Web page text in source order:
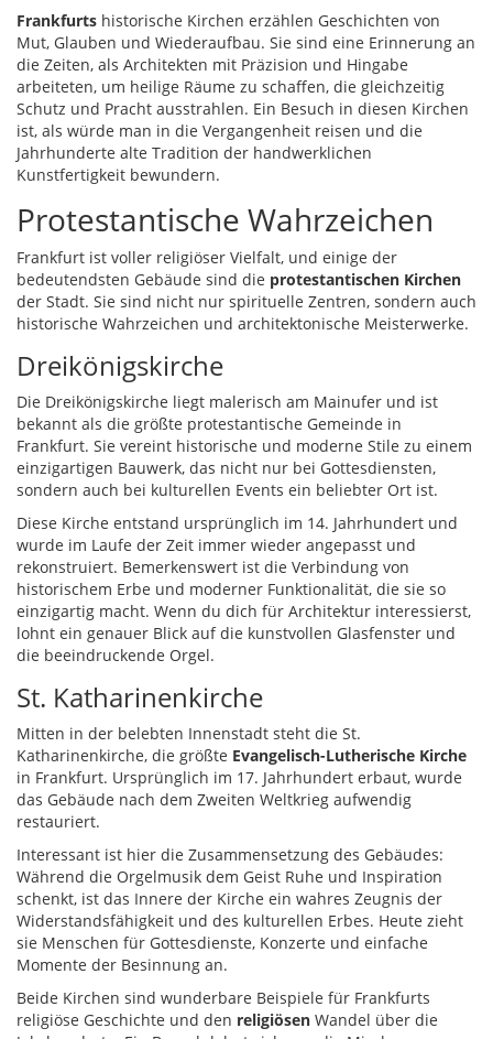
Frankfurts historische Kirchen erzählen Geschichten von
Mut, Glauben und Wiederaufbau. Sie sind eine Erinnerung an
die Zeiten, als Architekten mit Präzision und Hingabe
arbeiteten, um heilige Räume zu schaffen, die gleichzeitig
Schutz und Pracht ausstrahlen. Ein Besuch in diesen Kirchen
ist, als würde man in die Vergangenheit reisen und die
Jahrhunderte alte Tradition der handwerklichen
Kunstfertigkeit bewundern.
Protestantische Wahrzeichen
Frankfurt ist voller religiöser Vielfalt, und einige der
bedeutendsten Gebäude sind die protestantischen Kirchen
der Stadt. Sie sind nicht nur spirituelle Zentren, sondern auch
historische Wahrzeichen und architektonische Meisterwerke.
Dreikönigskirche
Die Dreikönigskirche liegt malerisch am Mainufer und ist
bekannt als die größte protestantische Gemeinde in
Frankfurt. Sie vereint historische und moderne Stile zu einem
einzigartigen Bauwerk, das nicht nur bei Gottesdiensten,
sondern auch bei kulturellen Events ein beliebter Ort ist.
Diese Kirche entstand ursprünglich im 14. Jahrhundert und
wurde im Laufe der Zeit immer wieder angepasst und
rekonstruiert. Bemerkenswert ist die Verbindung von
historischem Erbe und moderner Funktionalität, die sie so
einzigartig macht. Wenn du dich für Architektur interessierst,
lohnt ein genauer Blick auf die kunstvollen Glasfenster und
die beeindruckende Orgel.
St. Katharinenkirche
Mitten in der belebten Innenstadt steht die St.
Katharinenkirche, die größte Evangelisch-Lutherische Kirche
in Frankfurt. Ursprünglich im 17. Jahrhundert erbaut, wurde
das Gebäude nach dem Zweiten Weltkrieg aufwendig
restauriert.
Interessant ist hier die Zusammensetzung des Gebäudes:
Während die Orgelmusik dem Geist Ruhe und Inspiration
schenkt, ist das Innere der Kirche ein wahres Zeugnis der
Widerstandsfähigkeit und des kulturellen Erbes. Heute zieht
sie Menschen für Gottesdienste, Konzerte und einfache
Momente der Besinnung an.
Beide Kirchen sind wunderbare Beispiele für Frankfurts
religiöse Geschichte und den religiösen Wandel über die